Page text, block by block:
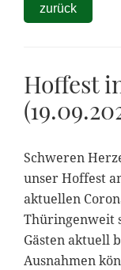
zurück
Hoffest
Schweren
unser Hoffest
aktuellen
Thüringenweit
Gästen aktuell
Ausnahmen